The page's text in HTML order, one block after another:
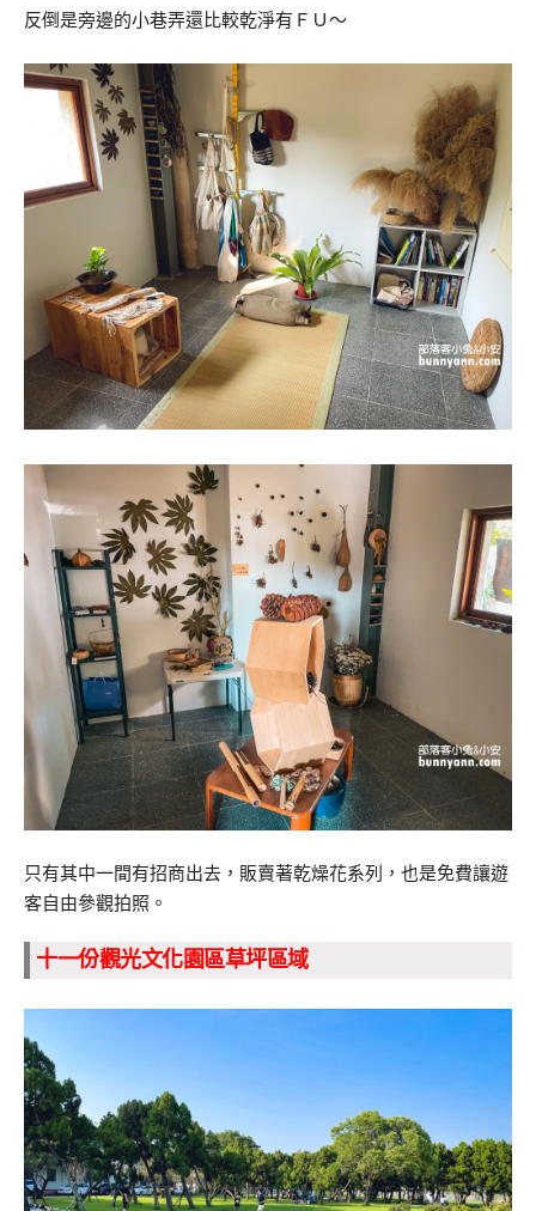
反倒是旁邊的小巷弄還比較乾淨有ＦＵ～
只有其中一間有招商出去，販賣著乾燥花系列，也是免費讓遊
客自由參觀拍照。
十一份觀光文化園區草坪區域